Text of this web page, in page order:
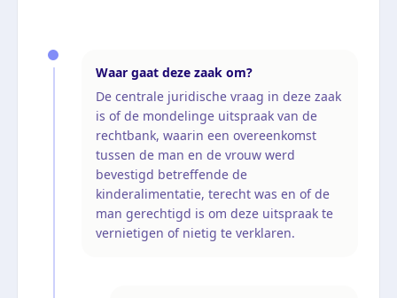
Waar gaat deze zaak om?
De centrale juridische vraag in deze zaak
is of de mondelinge uitspraak van de
rechtbank, waarin een overeenkomst
tussen de man en de vrouw werd
bevestigd betreffende de
kinderalimentatie, terecht was en of de
man gerechtigd is om deze uitspraak te
vernietigen of nietig te verklaren.